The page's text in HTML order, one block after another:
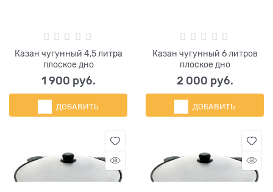
Казан чугунный 4,5 литра
плоское дно
1 900 руб.
ДОБАВИТЬ
Казан чугунный 6 литров
плоское дно
2 000 руб.
ДОБАВИТЬ